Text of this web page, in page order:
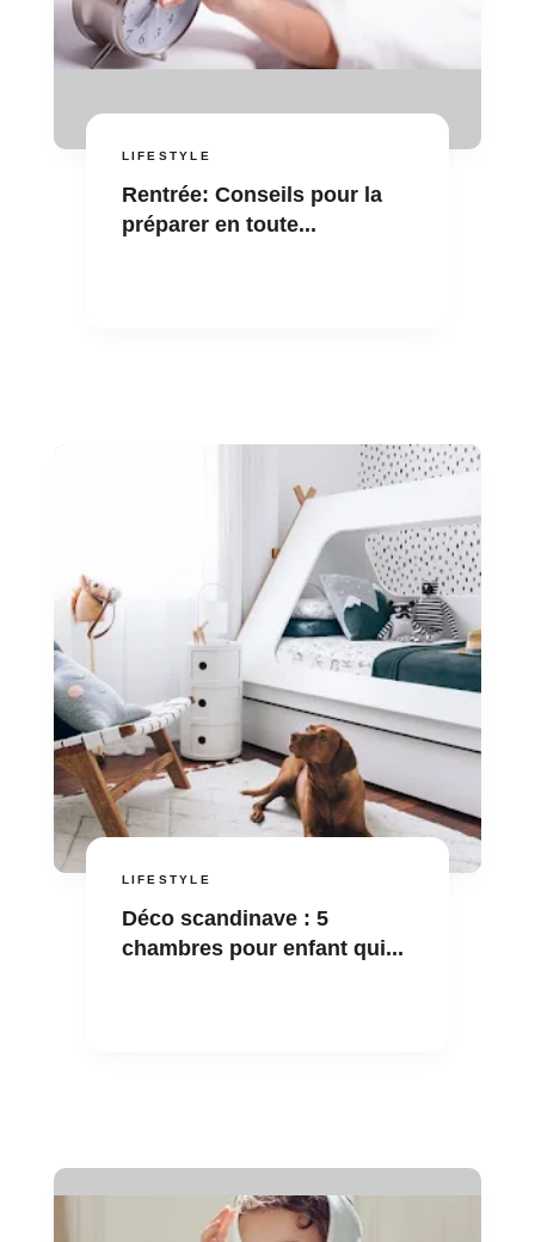
LIFESTYLE
Rentrée: Conseils pour la
préparer en toute...
LIFESTYLE
Déco scandinave : 5
chambres pour enfant qui...